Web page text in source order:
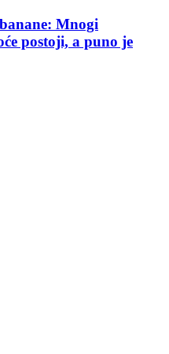
Mnogi
postoji, a puno je